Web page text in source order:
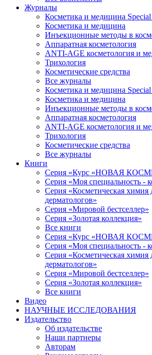
Журналы
Косметика и медицина
Косметика и медицина
Инъекционные методы в
Аппаратная косметология
ANTI-AGE косметология и
Трихология
Косметические средства
Все журналы
Косметика и медицина
Косметика и медицина
Инъекционные методы в
Аппаратная косметология
ANTI-AGE косметология и
Трихология
Косметические средства
Все журналы
Книги
Серия «Курс «НОВАЯ
Серия «Моя специальность -
Серия «Косметическая химия
дерматологов»
Серия «Мировой бестселлер»
Серия «Золотая коллекция»
Все книги
Серия «Курс «НОВАЯ
Серия «Моя специальность -
Серия «Косметическая химия
дерматологов»
Серия «Мировой бестселлер»
Серия «Золотая коллекция»
Все книги
Видео
НАУЧНЫЕ ИССЛЕДОВАНИЯ
Издательство
Об издательстве
Наши партнеры
Авторам